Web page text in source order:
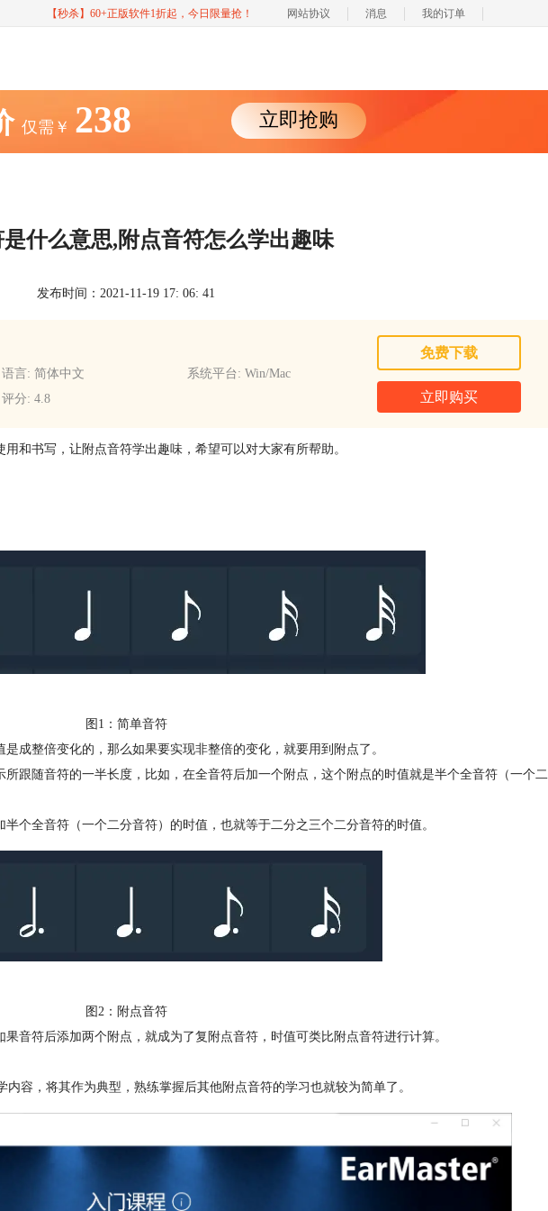
【秒杀】60+正版软件1折起，今日限量抢！ 网站协议 消息 我的订单
仅需￥ 238 立即抢购
是什么意思,附点音符怎么学出趣味
发布时间：2021-11-19 17: 06: 41
语言: 简体中文
系统平台: Win/Mac
评分: 4.8
免费下载
立即购买
用和书写，让附点音符学出趣味，希望可以对大家有所帮助。
图1：简单音符
成整倍变化的，那么如果要实现非整倍的变化，就要用到附点了。
跟随音符的一半长度，比如，在全音符后加一个附点，这个附点的时值就是半个全音符（一个二
个全音符（一个二分音符）的时值，也就等于二分之三个二分音符的时值。
图2：附点音符
音符后添加两个附点，就成为了复附点音符，时值可类比附点音符进行计算。
容，将其作为典型，熟练掌握后其他附点音符的学习也就较为简单了。